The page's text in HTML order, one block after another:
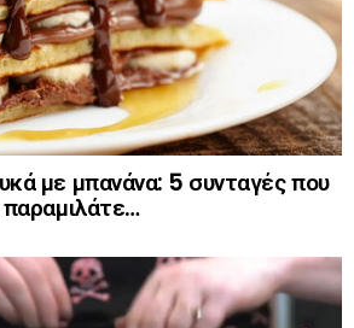
με μπανάνα: 5 συνταγές που